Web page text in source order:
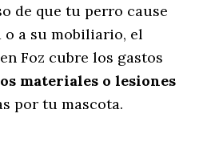
de que tu perro cause
o a su mobiliario, el
Foz cubre los gastos
materiales o lesiones
por tu mascota.